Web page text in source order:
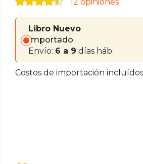
Libro Nuevo
Importado
Envío: 6 a 9 días háb.
Costos de importación